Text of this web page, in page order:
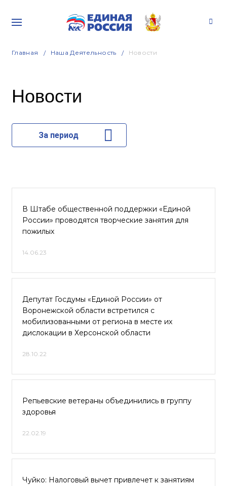
Главная Наша Деятельность Новости
Новости
За период
В Штабе общественной поддержки «Единой
России» проводятся творческие занятия для
пожилых
14.06.23
Депутат Госдумы «Единой России» от
Воронежской области встретился с
мобилизованными от региона в месте их
дислокации в Херсонской области
28.10.22
Репьевские ветераны объединились в группу
здоровья
22.02.19
Чуйко: Налоговый вычет привлечет к занятиям